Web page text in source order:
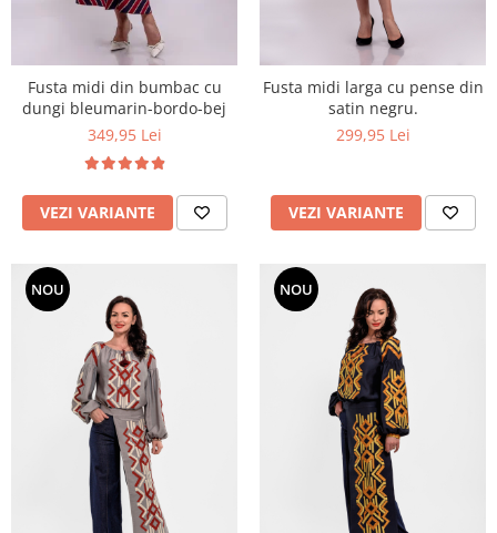
Fusta midi din bumbac cu
dungi bleumarin-bordo-bej
349,95 Lei
VEZI VARIANTE
Fusta midi larga cu pense din
satin negru.
299,95 Lei
VEZI VARIANTE
NOU NOU